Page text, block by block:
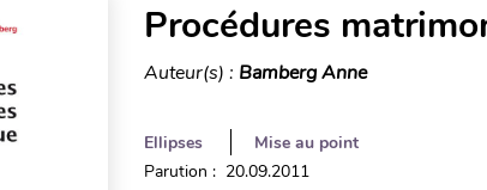
Procédures
Auteur(s) : Bamberg Anne
Ellipses
Mise au point
Parution : 20.09.2011